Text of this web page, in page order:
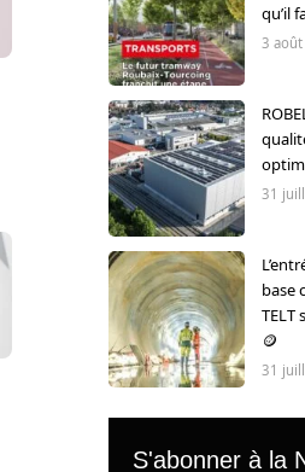
qu’il
3
31
base
TELT
🪙
31
S'abonner à la